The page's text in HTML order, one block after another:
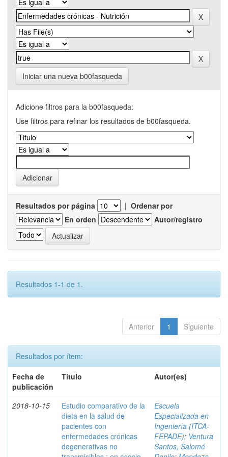
Iniciar una nueva b00fasqueda
Adicione filtros para la b00fasqueda:
Use filtros para refinar los resultados de b00fasqueda.
Resultados por página | Ordenar por
En orden
Autor/registro
Resultados 1-1 de 1.
Anterior 1 Siguiente
Resultados por ítem:
Fecha de
publicación
Título Autor(es)
2018-10-15
Estudio comparativo de la
dieta en la salud de
pacientes con
enfermedades crónicas
degenerativas no
Escuela
Especializada en
Ingeniería (ITCA-
FEPADE); Ventura
Santos, Salomé